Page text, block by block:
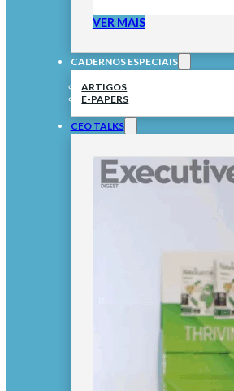
VER MAIS
CADERNOS ESPECIAIS
ARTIGOS
E-PAPERS
CEO TALKS